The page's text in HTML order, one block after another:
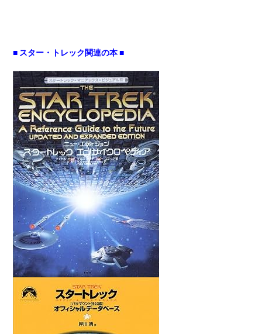
■ スター・トレック関連の本 ■